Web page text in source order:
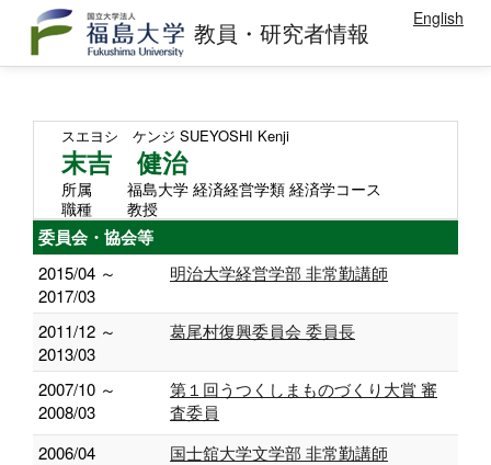
教員・研究者情報 English
スエヨシ ケンジ SUEYOSHI Kenji
末吉 健治
所属
福島大学 経済経営学類 経済学コース
職種
教授
委員会・協会等
2015/04 ～
2017/03
明治大学経営学部 非常勤講師
2011/12 ～
2013/03
葛尾村復興委員会 委員長
2007/10 ～
2008/03
第１回うつくしまものづくり大賞 審
査委員
2006/04
国士舘大学文学部 非常勤講師